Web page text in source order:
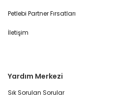
Petlebi Partner Fırsatları
İletişim
Yardım Merkezi
Sık Sorulan Sorular